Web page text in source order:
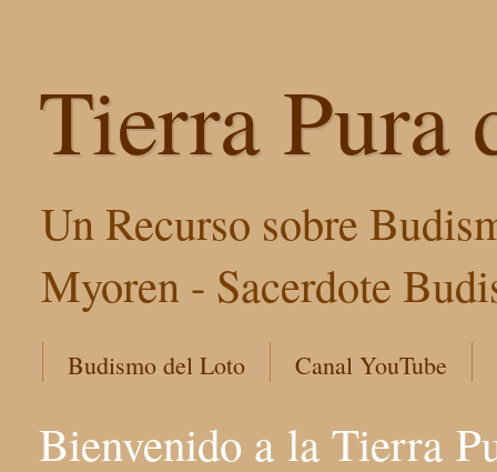
Tierra Pura
Un Recurso sobre
Myoren - Sacerdote
Budismo del Loto Canal YouTube
Bienvenido a la Tierra